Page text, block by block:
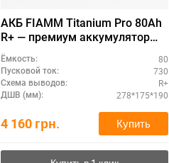
АКБ FIAMM Titanium Pro 80Ah
R+ — премиум аккумулятор
для авто
Ёмкость: 80
Пусковой ток: 730
Схема выводов: R+
ДШВ (мм): 278*175*190
4 160 грн. Купить